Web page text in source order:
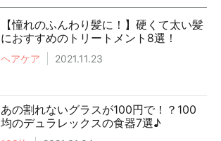
【憧れのふんわり髪に！】硬くて太い髪
におすすめのトリートメント8選！
ヘアケア 2021.11.23
あの割れないグラスが100円で！？100
均のデュラレックスの食器7選♪